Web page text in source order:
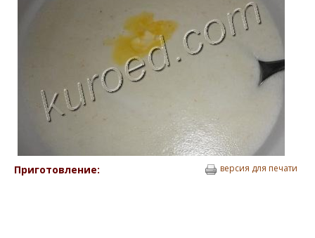
Приготовление: версия для печати